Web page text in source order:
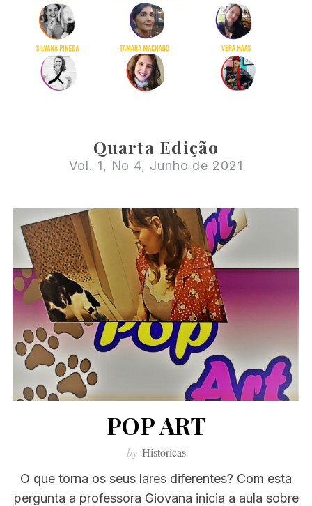
Quarta Edição
Vol. 1, No 4, Junho de 2021
POP ART
by Históricas
O que torna os seus lares diferentes? Com esta
pergunta a professora Giovana inicia a aula sobre
o
r
: